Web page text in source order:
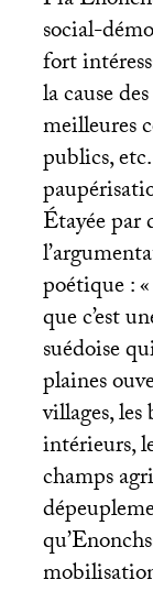
social-
fort
la cause
meilleures
publics,
Étayée par
poétique : «
que c’est
suédoise
plaines
villages,
intérieurs,
champs